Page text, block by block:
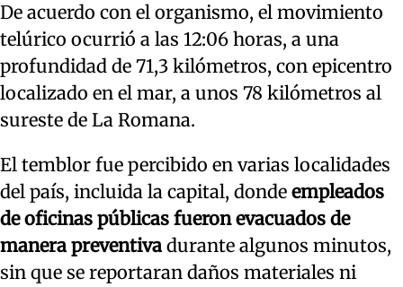
De acuerdo con el organismo, el movimiento
telúrico ocurrió a las 12:06 horas, a una
profundidad de 71,3 kilómetros, con epicentro
localizado en el mar, a unos 78 kilómetros al
sureste de La Romana.
El temblor fue percibido en varias localidades
del país, incluida la capital, donde empleados
de oficinas públicas fueron evacuados de
manera preventiva durante algunos minutos,
sin que se reportaran daños materiales ni